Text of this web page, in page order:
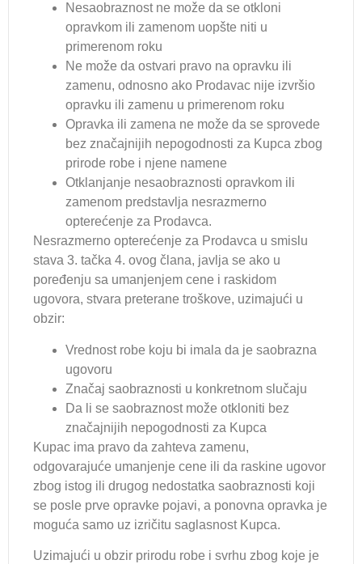
Nesaobraznost ne može da se otkloni
opravkom ili zamenom uopšte niti u
primerenom roku
Ne može da ostvari pravo na opravku ili
zamenu, odnosno ako Prodavac nije izvršio
opravku ili zamenu u primerenom roku
Opravka ili zamena ne može da se sprovede
bez značajnijih nepogodnosti za Kupca zbog
prirode robe i njene namene
Otklanjanje nesaobraznosti opravkom ili
zamenom predstavlja nesrazmerno
opterećenje za Prodavca.
Nesrazmerno opterećenje za Prodavca u smislu
stava 3. tačka 4. ovog člana, javlja se ako u
poređenju sa umanjenjem cene i raskidom
ugovora, stvara preterane troškove, uzimajući u
obzir:
Vrednost robe koju bi imala da je saobrazna
ugovoru
Značaj saobraznosti u konkretnom slučaju
Da li se saobraznost može otkloniti bez
značajnijih nepogodnosti za Kupca
Kupac ima pravo da zahteva zamenu,
odgovarajuće umanjenje cene ili da raskine ugovor
zbog istog ili drugog nedostatka saobraznosti koji
se posle prve opravke pojavi, a ponovna opravka je
moguća samo uz izričitu saglasnost Kupca.
Uzimajući u obzir prirodu robe i svrhu zbog koje je